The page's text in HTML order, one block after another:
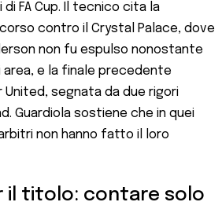
FA Cup. Il tecnico cita la
contro il Crystal Palace, dove
non fu espulso nonostante
area, e la finale precedente
segnata da due rigori
Guardiola sostiene che in quei
non hanno fatto il loro
il titolo: contare solo